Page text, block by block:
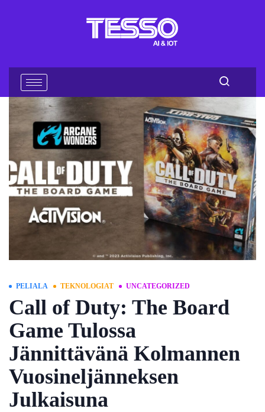
PELIALA TEKNOLOGIAT UNCATEGORIZED
Call of Duty: The Board
Game Tulossa
Jännittävänä Kolmannen
Vuosineljänneksen
Julkaisuna